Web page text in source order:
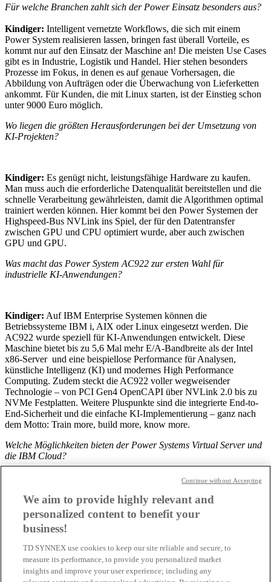
Für welche Branchen zahlt sich der Power Einsatz besonders aus?
Kindiger: Intelligent vernetzte Workflows, die sich mit einem
Power System realisieren lassen, bringen fast überall Vorteile, es
kommt nur auf den Einsatz der Maschine an! Die meisten Use Cases
gibt es in Industrie, Logistik und Handel. Hier stehen besonders
Prozesse im Fokus, in denen es auf genaue Vorhersagen, die
Abbildung von Aufträgen oder die Überwachung von Lieferketten
ankommt. Für Kunden, die mit Linux starten, ist der Einstieg schon
unter 9000 Euro möglich.
Wo liegen die größten Herausforderungen bei der Umsetzung von
KI-Projekten?
Kindiger: Es genügt nicht, leistungsfähige Hardware zu kaufen.
Man muss auch die erforderliche Datenqualität bereitstellen und die
schnelle Verarbeitung gewährleisten, damit die Algorithmen optimal
trainiert werden können. Hier kommt bei den Power Systemen der
Highspeed-Bus NVLink ins Spiel, der für den Datentransfer
zwischen GPU und CPU optimiert wurde, aber auch zwischen
GPU und GPU.
Was macht das Power System AC922 zur ersten Wahl für
industrielle KI-Anwendungen?
Kindiger: Auf IBM Enterprise Systemen können die
Betriebssysteme IBM i, AIX oder Linux eingesetzt werden. Die
AC922 wurde speziell für KI-Anwendungen entwickelt. Diese
Maschine bietet bis zu 5,6 Mal mehr E/A-Bandbreite als der Intel
x86-Server und eine beispiellose Performance für Analysen,
künstliche Intelligenz (KI) und modernes High Performance
Computing. Zudem steckt die AC922 voller wegweisender
Technologie – von PCI Gen4 OpenCAPI über NVLink 2.0 bis zu
NVMe Festplatten. Weitere Pluspunkte sind die integrierte End-to-
End-Sicherheit und die einfache KI-Implementierung – ganz nach
dem Motto: Train more, build more, know more.
Welche Möglichkeiten bieten der Power Systems Virtual Server und
die IBM Cloud?
Kindiger:Viele Kunden nutzen die Leistung einer Power Maschine
mit vier Kernen nicht aus. Wer für bestimmte Workflows den Power
Systems Virtual Server in der Cloud einsetzt, bezahlt nur die
Ressourcen, die er benötigt, weil nach einem günstigen Pay as you
der Wartung, bei den Softwarelizenzen sowie bei Energie und
Stellfläche. Perfekt geeignet ist eine Virtual Power Server Instanz
auch als Disaster Recovery System, das für Notfälle alle
We aim to provide highly relevant and
personalized content to benefit your
business!
TD SYNNEX use cookies to keep our site reliable and secure, to
measure its performance, to provide you personalized market
insights and improve your user experience; including any
Continue without Accepting